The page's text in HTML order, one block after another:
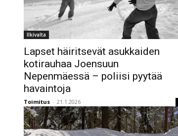
Ilkivalta
Lapset häiritsevät asukkaiden
kotirauhaa Joensuun
Nepenmäessä – poliisi pyytää
havaintoja
Toimitus - 21.1.2026